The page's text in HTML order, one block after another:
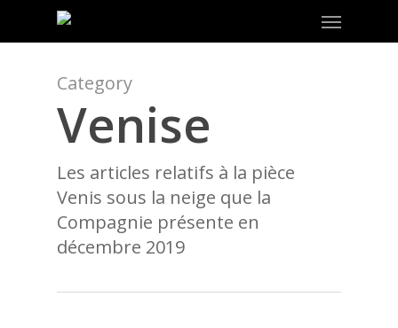
Menu
Category
Venise
Les articles relatifs à la pièce
Venis sous la neige que la
Compagnie présente en
décembre 2019